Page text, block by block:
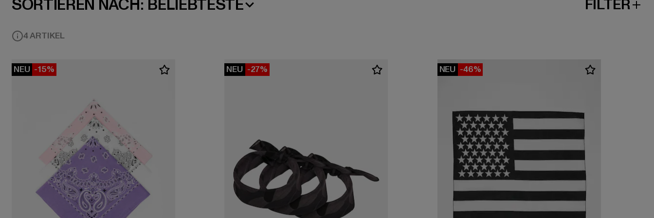
SORTIEREN NACH: BELIEBTESTE FILTER
4 ARTIKEL
NEU -15% NEU -27% NEU -46%